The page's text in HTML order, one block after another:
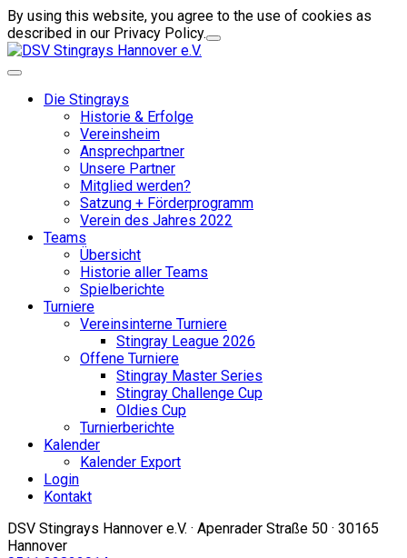
By using this website, you agree to the use of cookies as
described in our Privacy Policy.
Die Stingrays
Historie & Erfolge
Vereinsheim
Ansprechpartner
Unsere Partner
Mitglied werden?
Satzung + Förderprogramm
Verein des Jahres 2022
Teams
Übersicht
Historie aller Teams
Spielberichte
Turniere
Vereinsinterne Turniere
Stingray League 2026
Offene Turniere
Stingray Master Series
Stingray Challenge Cup
Oldies Cup
Turnierberichte
Kalender
Kalender Export
Login
Kontakt
DSV Stingrays Hannover e.V. · Apenrader Straße 50 · 30165
Hannover